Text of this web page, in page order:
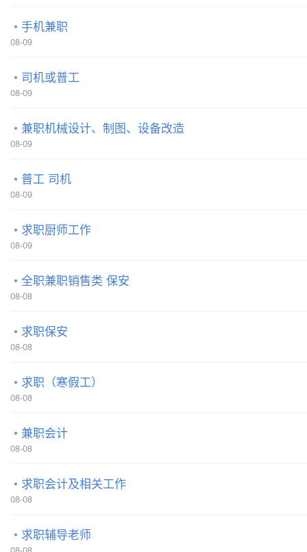
手机兼职
08-09
司机或普工
08-09
兼职机械设计、制图、设备改造
08-09
普工 司机
08-09
求职厨师工作
08-09
全职兼职销售类 保安
08-08
求职保安
08-08
求职（寒假工）
08-08
兼职会计
08-08
求职会计及相关工作
08-08
求职辅导老师